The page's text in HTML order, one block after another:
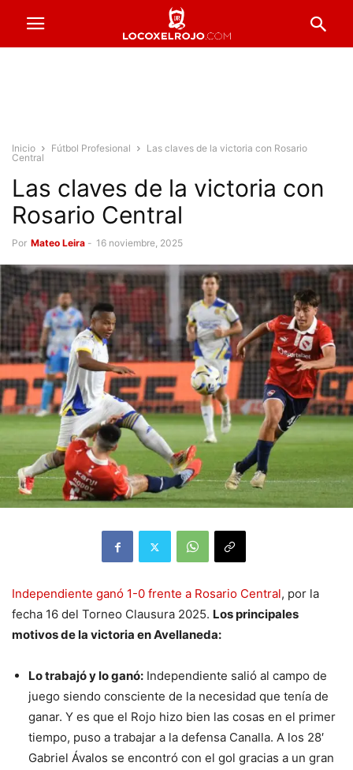
Inicio Fútbol Profesional
Las claves de la victoria con Rosario
Central
Las claves de la victoria con
Rosario Central
Por Mateo Leira - 16 noviembre, 2025
Independiente ganó 1-0 frente a Rosario Central, por la
fecha 16 del Torneo Clausura 2025. Los principales
motivos de la victoria en Avellaneda:
Lo trabajó y lo ganó: Independiente salió al campo de
juego siendo consciente de la necesidad que tenía de
ganar. Y es que el Rojo hizo bien las cosas en el primer
tiempo, puso a trabajar a la defensa Canalla. A los 28′
Gabriel Ávalos se encontró con el gol gracias a un gran